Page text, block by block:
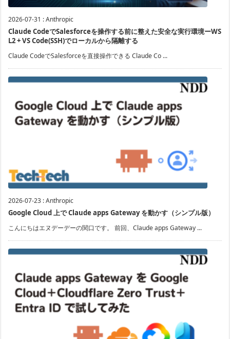
2026-07-31 :Anthropic
Claude CodeでSalesforceを操作する前に整えた安全な実行環境ーWS
L2 + VS Code(SSH)でローカルから隔離する
Claude CodeでSalesforceを直接操作できる Claude Co ...
2026-07-23 :Anthropic
Google Cloud 上で Claude apps Gateway を動かす（シンプル版）
こんにちはエヌデーデーの関口です。 前回、Claude apps Gateway ...